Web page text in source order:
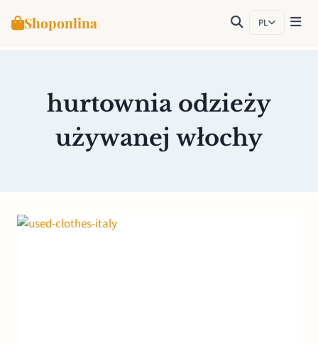
Shoponlina PL
hurtownia odzieży
używanej włochy